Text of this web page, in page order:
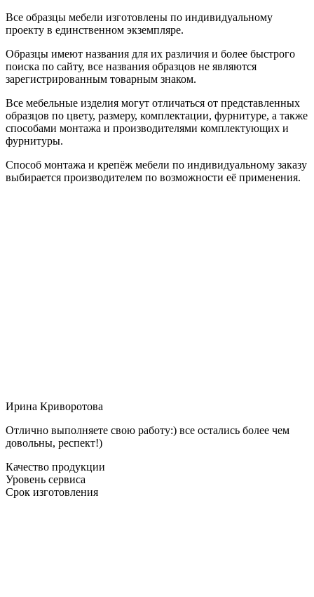
Все образцы мебели изготовлены по индивидуальному
проекту в единственном экземпляре.
Образцы имеют названия для их различия и более быстрого
поиска по сайту, все названия образцов не являются
зарегистрированным товарным знаком.
Все мебельные изделия могут отличаться от представленных
образцов по цвету, размеру, комплектации, фурнитуре, а также
способами монтажа и производителями комплектующих и
фурнитуры.
Способ монтажа и крепёж мебели по индивидуальному заказу
выбирается производителем по возможности её применения.
Ирина Криворотова
Отлично выполняете свою работу:) все остались более чем
довольны, респект!)
Качество продукции
Уровень сервиса
Срок изготовления